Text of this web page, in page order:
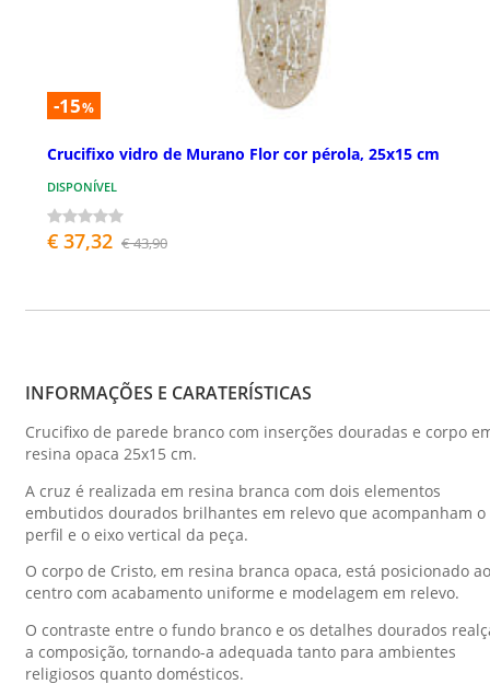
-15%
Crucifixo vidro de Murano Flor cor pérola, 25x15 cm
DISPONÍVEL
€ 37,32 € 43,90
INFORMAÇÕES E CARATERÍSTICAS
Crucifixo de parede branco com inserções douradas e corpo
resina opaca 25x15 cm.
A cruz é realizada em resina branca com dois elementos
embutidos dourados brilhantes em relevo que acompanham o
perfil e o eixo vertical da peça.
O corpo de Cristo, em resina branca opaca, está posicionado ao
centro com acabamento uniforme e modelagem em relevo.
O contraste entre o fundo branco e os detalhes dourados
a composição, tornando-a adequada tanto para ambientes
religiosos quanto domésticos.